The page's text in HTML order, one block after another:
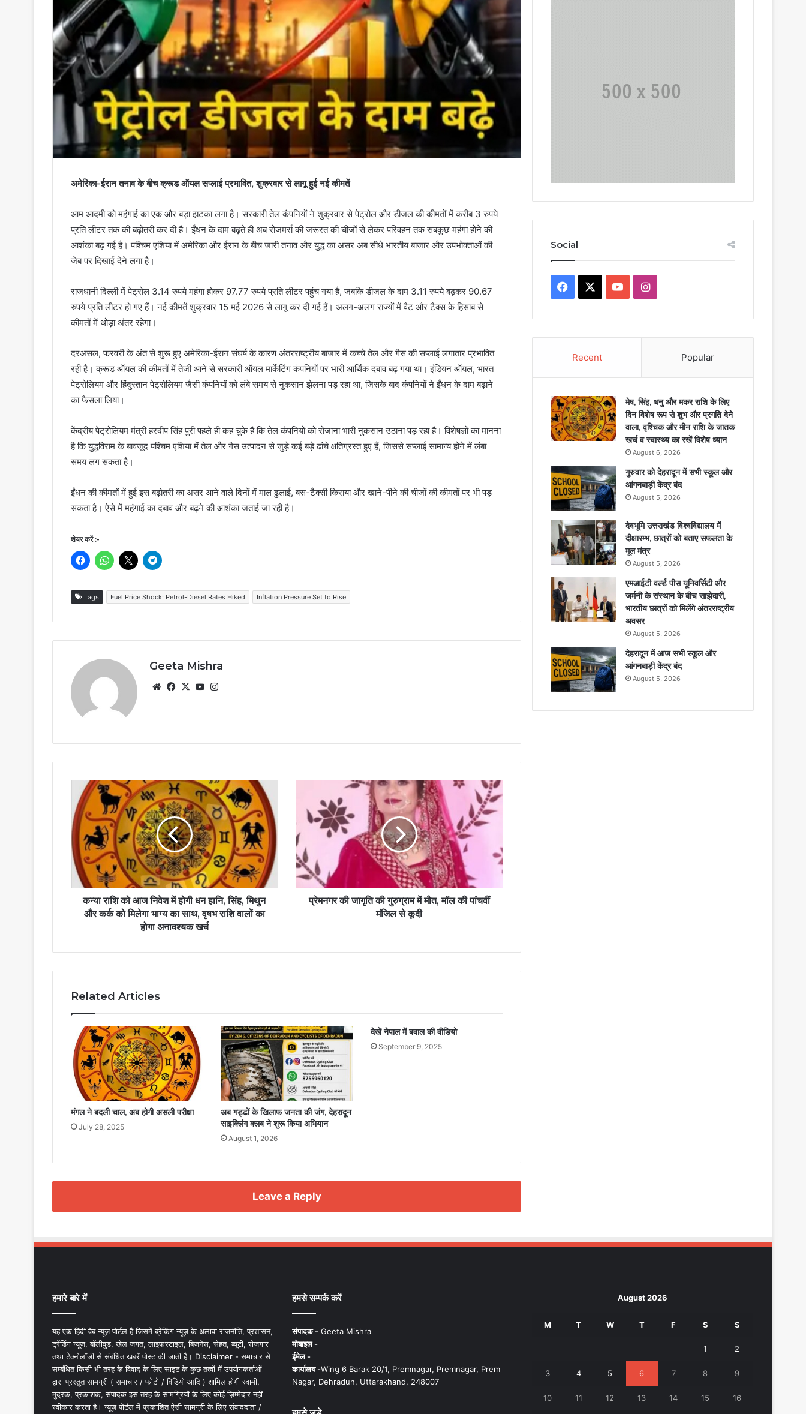
अमेरिका-ईरान तनाव के बीच क्रूड ऑयल सप्लाई प्रभावित, शुक्रवार से लागू हुई नई कीमतें
आम आदमी को महंगाई का एक और बड़ा झटका लगा है। सरकारी तेल कंपनियों ने शुक्रवार से पेट्रोल और डीजल की कीमतों में करीब 3 रुपये
प्रति लीटर तक की बढ़ोतरी कर दी है। ईंधन के दाम बढ़ते ही अब रोजमर्रा की जरूरत की चीजों से लेकर परिवहन तक सबकुछ महंगा होने की
आशंका बढ़ गई है। पश्चिम एशिया में अमेरिका और ईरान के बीच जारी तनाव और युद्ध का असर अब सीधे भारतीय बाजार और उपभोक्ताओं की
जेब पर दिखाई देने लगा है।
राजधानी दिल्ली में पेट्रोल 3.14 रुपये महंगा होकर 97.77 रुपये प्रति लीटर पहुंच गया है, जबकि डीजल के दाम 3.11 रुपये बढ़कर 90.67
रुपये प्रति लीटर हो गए हैं। नई कीमतें शुक्रवार 15 मई 2026 से लागू कर दी गई हैं। अलग-अलग राज्यों में वैट और टैक्स के हिसाब से
कीमतों में थोड़ा अंतर रहेगा।
दरअसल, फरवरी के अंत से शुरू हुए अमेरिका-ईरान संघर्ष के कारण अंतरराष्ट्रीय बाजार में कच्चे तेल और गैस की सप्लाई लगातार प्रभावित
रही है। क्रूड ऑयल की कीमतों में तेजी आने से सरकारी ऑयल मार्केटिंग कंपनियों पर भारी आर्थिक दबाव बढ़ गया था। इंडियन ऑयल, भारत
पेट्रोलियम और हिंदुस्तान पेट्रोलियम जैसी कंपनियों को लंबे समय से नुकसान झेलना पड़ रहा था, जिसके बाद कंपनियों ने ईंधन के दाम बढ़ाने
का फैसला लिया।
केंद्रीय पेट्रोलियम मंत्री हरदीप सिंह पुरी पहले ही कह चुके हैं कि तेल कंपनियों को रोजाना भारी नुकसान उठाना पड़ रहा है। विशेषज्ञों का मानना
है कि युद्धविराम के बावजूद पश्चिम एशिया में तेल और गैस उत्पादन से जुड़े कई बड़े ढांचे क्षतिग्रस्त हुए हैं, जिससे सप्लाई सामान्य होने में लंबा
समय लग सकता है।
ईंधन की कीमतों में हुई इस बढ़ोतरी का असर आने वाले दिनों में माल ढुलाई, बस-टैक्सी किराया और खाने-पीने की चीजों की कीमतों पर भी पड़
सकता है। ऐसे में महंगाई का दबाव और बढ़ने की आशंका जताई जा रही है।
शेयर करें :-
Tags Fuel Price Shock: Petrol-Diesel Rates Hiked Inflation Pressure Set to Rise
Geeta Mishra
WebsiteFacebook
X YouTube
कन्या राशि को आज निवेश में होगी धन हानि, सिंह, मिथुन
और कर्क को मिलेगा भाग्य का साथ, वृषभ राशि वालों का
होगा अनावश्यक खर्च
प्रेमनगर की जागृति की गुरुग्राम में मौत, मॉल की पांचवीं
मंजिल से कूदी
Related Articles
मंगल ने बदली चाल, अब होगी असली परीक्षा
July 28, 2025
अब गड्ढों के खिलाफ जनता की जंग, देहरादून
साइक्लिंग क्लब ने शुरू किया अभियान
August 1, 2026
देखें नेपाल में बवाल की वीडियो
September 9, 2025
Leave a Reply
Social
Facebook YouTubeInstagram
Recent Popular
मेष, सिंह, धनु और मकर राशि के लिए
दिन विशेष रूप से शुभ और प्रगति देने
वाला, वृश्चिक और मीन राशि के जातक
खर्च व स्वास्थ्य का रखें विशेष ध्यान
August 6, 2026
गुरुवार को देहरादून में सभी स्कूल और
आंगनबाड़ी केंद्र बंद
August 5, 2026
देवभूमि उत्तराखंड विश्वविद्यालय में
दीक्षारम्भ, छात्रों को बताए सफलता के
मूल मंत्र
August 5, 2026
एमआईटी वर्ल्ड पीस यूनिवर्सिटी और
जर्मनी के संस्थान के बीच साझेदारी,
भारतीय छात्रों को मिलेंगे अंतरराष्ट्रीय
अवसर
August 5, 2026
देहरादून में आज सभी स्कूल और
आंगनबाड़ी केंद्र बंद
August 5, 2026
हमारे बारे में
यह एक हिंदी वेब न्यूज़ पोर्टल है जिसमें ब्रेकिंग न्यूज़ के अलावा राजनीति, प्रशासन,
ट्रेंडिंग न्यूज, बॉलीवुड, खेल जगत, लाइफस्टाइल, बिजनेस, सेहत, ब्यूटी, रोजगार
तथा टेक्नोलॉजी से संबंधित खबरें पोस्ट की जाती है। Disclaimer - समाचार से
सम्बंधित किसी भी तरह के विवाद के लिए साइट के कुछ तत्वों में उपयोगकर्ताओं
द्वारा प्रस्तुत सामग्री ( समाचार / फोटो / विडियो आदि ) शामिल होगी स्वामी,
मुद्रक, प्रकाशक, संपादक इस तरह के सामग्रियों के लिए कोई ज़िम्मेदार नहीं
स्वीकार करता है। न्यूज़ पोर्टल में प्रकाशित ऐसी सामग्री के लिए संवाददाता /
हमसे सम्पर्क करें
संपादक -Geeta Mishra
मोबाइल -
ईमेल -
कार्यालय -Wing 6 Barak 20/1, Premnagar, Premnagar, Prem
Nagar, Dehradun, Uttarakhand, 248007
August 2026
M T W T F S S
1 2
3 4 5 6 7 8 9
10 11 12 13 14 15 16